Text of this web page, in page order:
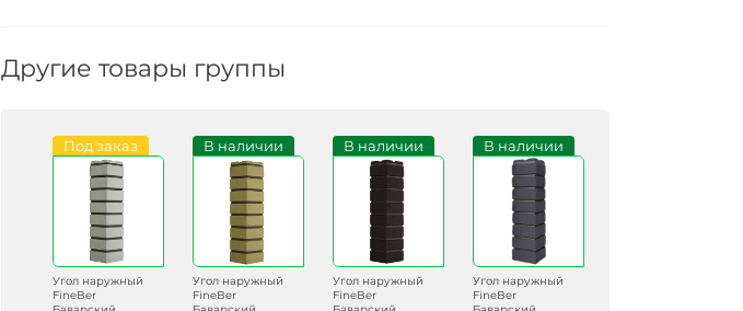
Другие товары группы
Под заказ
Угол наружный
FineBer
В наличии
Угол наружный
FineBer
В наличии
Угол наружный
FineBer
В наличии
Угол наружный
FineBer